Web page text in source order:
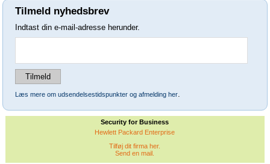
Tilmeld nyhedsbrev
Indtast din e-mail-adresse herunder.
Læs mere om udsendelsestidspunkter og afmelding her.
Security for Business
Hewlett Packard Enterprise
Tilføj dit firma her.
Send en mail.